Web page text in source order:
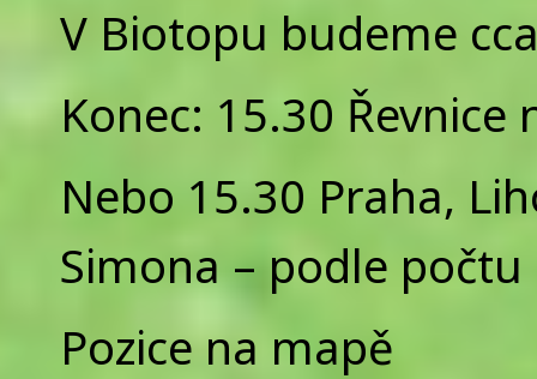
V Biotopu budeme
Konec: 15.30
Nebo 15.30 Praha,
Simona – podle počtu
Pozice na mapě